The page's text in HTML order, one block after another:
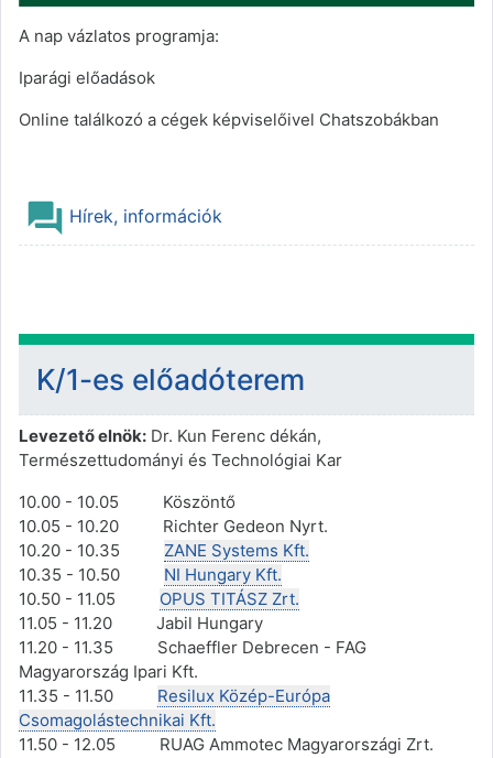
A nap vázlatos programja:
Iparági előadások
Online találkozó a cégek képviselőivel Chatszobákban
Hírek, információk
Fórum
K/1-es előadóterem
Levezető elnök: Dr. Kun Ferenc dékán,
Természettudományi és Technológiai Kar
10.00 - 10.05 Köszöntő
10.05 - 10.20 Richter Gedeon Nyrt.
10.20 - 10.35 ZANE Systems Kft.
10.35 - 10.50 NI Hungary Kft.
10.50 - 11.05 OPUS TITÁSZ Zrt.
11.05 - 11.20 Jabil Hungary
11.20 - 11.35 Schaeffler Debrecen - FAG
Magyarország Ipari Kft.
11.35 - 11.50 Resilux Közép-Európa
Csomagolástechnikai Kft.
11.50 - 12.05 RUAG Ammotec Magyarországi Zrt.